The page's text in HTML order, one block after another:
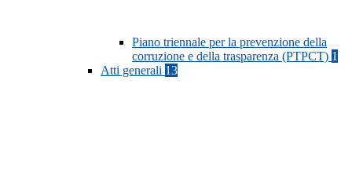
Piano triennale per la prevenzione della
corruzione e della trasparenza (PTPCT) 1
Atti generali 13